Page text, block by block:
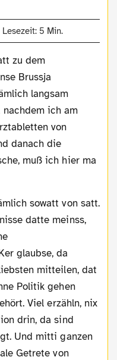
Lesezeit: 5 Min.
zu dem
Brussja
langsam
nachdem ich am
von
danach die
muß ich hier ma
datte meinss,
glaubse, da
mitteilen, dat
Politik gehen
Viel erzähln, nix
drin, da sind
Und mitti ganzen
Getrete von